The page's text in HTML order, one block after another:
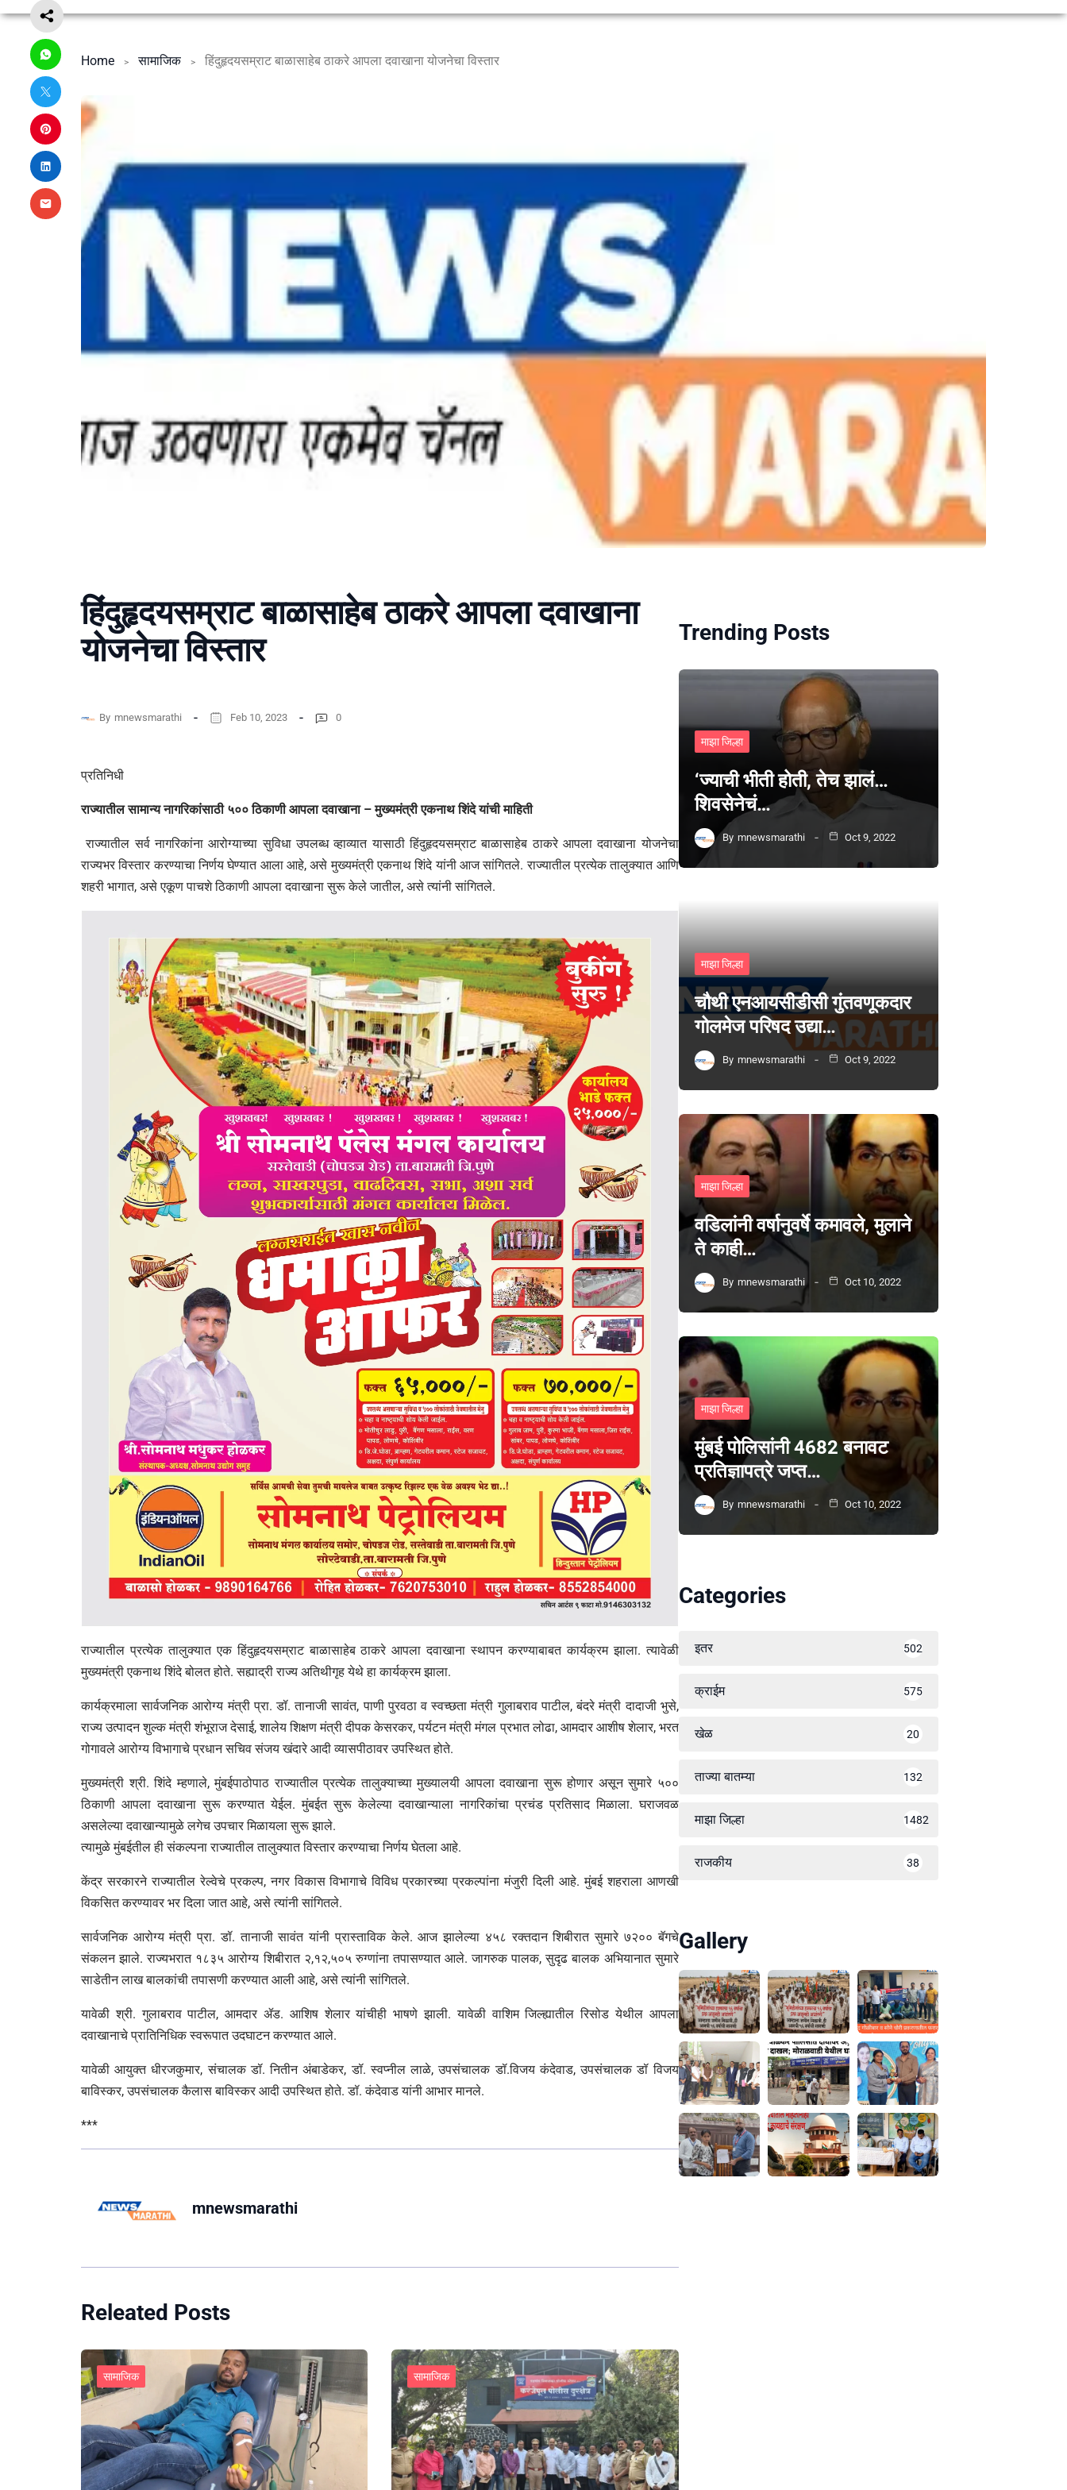
Home सामाजिक हिंदुहृदयसम्राट बाळासाहेब ठाकरे आपला दवाखाना योजनेचा विस्तार
हिंदुहृदयसम्राट बाळासाहेब ठाकरे आपला दवाखाना
योजनेचा विस्तार
By mnewsmarathi Feb 10, 2023 0
प्रतिनिधी
राज्यातील सामान्य नागरिकांसाठी ५०० ठिकाणी आपला दवाखाना – मुख्यमंत्री एकनाथ शिंदे यांची माहिती
राज्यातील सर्व नागरिकांना आरोग्याच्या सुविधा उपलब्ध व्हाव्यात यासाठी हिंदुहृदयसम्राट बाळासाहेब ठाकरे आपला दवाखाना योजनेचा
राज्यभर विस्तार करण्याचा निर्णय घेण्यात आला आहे, असे मुख्यमंत्री एकनाथ शिंदे यांनी आज सांगितले. राज्यातील प्रत्येक तालुक्यात आणि
शहरी भागात, असे एकूण पाचशे ठिकाणी आपला दवाखाना सुरू केले जातील, असे त्यांनी सांगितले.
राज्यातील प्रत्येक तालुक्यात एक हिंदुहृदयसम्राट बाळासाहेब ठाकरे आपला दवाखाना स्थापन करण्याबाबत कार्यक्रम झाला. त्यावेळी
मुख्यमंत्री एकनाथ शिंदे बोलत होते. सह्याद्री राज्य अतिथीगृह येथे हा कार्यक्रम झाला.
कार्यक्रमाला सार्वजनिक आरोग्य मंत्री प्रा. डॉ. तानाजी सावंत, पाणी पुरवठा व स्वच्छता मंत्री गुलाबराव पाटील, बंदरे मंत्री दादाजी भुसे,
राज्य उत्पादन शुल्क मंत्री शंभूराज देसाई, शालेय शिक्षण मंत्री दीपक केसरकर, पर्यटन मंत्री मंगल प्रभात लोढा, आमदार आशीष शेलार, भरत
गोगावले आरोग्य विभागाचे प्रधान सचिव संजय खंदारे आदी व्यासपीठावर उपस्थित होते.
मुख्यमंत्री श्री. शिंदे म्हणाले, मुंबईपाठोपाठ राज्यातील प्रत्येक तालुक्याच्या मुख्यालयी आपला दवाखाना सुरू होणार असून सुमारे ५००
ठिकाणी आपला दवाखाना सुरू करण्यात येईल. मुंबईत सुरू केलेल्या दवाखान्याला नागरिकांचा प्रचंड प्रतिसाद मिळाला. घराजवळ
असलेल्या दवाखान्यामुळे लगेच उपचार मिळायला सुरू झाले.
त्यामुळे मुंबईतील ही संकल्पना राज्यातील तालुक्यात विस्तार करण्याचा निर्णय घेतला आहे.
केंद्र सरकारने राज्यातील रेल्वेचे प्रकल्प, नगर विकास विभागाचे विविध प्रकारच्या प्रकल्पांना मंजुरी दिली आहे. मुंबई शहराला आणखी
विकसित करण्यावर भर दिला जात आहे, असे त्यांनी सांगितले.
सार्वजनिक आरोग्य मंत्री प्रा. डॉ. तानाजी सावंत यांनी प्रास्ताविक केले. आज झालेल्या ४५८ रक्तदान शिबीरात सुमारे ७२०० बॅगचे
संकलन झाले. राज्यभरात १८३५ आरोग्य शिबीरात २,१२,५०५ रुग्णांना तपासण्यात आले. जागरुक पालक, सुदृढ बालक अभियानात सुमारे
साडेतीन लाख बालकांची तपासणी करण्यात आली आहे, असे त्यांनी सांगितले.
यावेळी श्री. गुलाबराव पाटील, आमदार ॲड. आशिष शेलार यांचीही भाषणे झाली. यावेळी वाशिम जिल्ह्यातील रिसोड येथील आपला
दवाखानाचे प्रातिनिधिक स्वरूपात उदघाटन करण्यात आले.
यावेळी आयुक्त धीरजकुमार, संचालक डॉ. नितीन अंबाडेकर, डॉ. स्वप्नील लाळे, उपसंचालक डॉ.विजय कंदेवाड, उपसंचालक डॉ विजय
बाविस्कर, उपसंचालक कैलास बाविस्कर आदी उपस्थित होते. डॉ. कंदेवाड यांनी आभार मानले.
***
mnewsmarathi
Releated Posts
सामाजिक सामाजिक
Trending Posts
माझा जिल्हा
‘ज्याची भीती होती, तेच झालं…
शिवसेनेचं…
By mnewsmarathi Oct 9, 2022
माझा जिल्हा
चौथी एनआयसीडीसी गुंतवणूकदार
गोलमेज परिषद उद्या…
By mnewsmarathi Oct 9, 2022
माझा जिल्हा
वडिलांनी वर्षानुवर्षे कमावले, मुलाने
ते काही…
By mnewsmarathi Oct 10, 2022
माझा जिल्हा
मुंबई पोलिसांनी 4682 बनावट
प्रतिज्ञापत्रे जप्त…
By mnewsmarathi Oct 10, 2022
Categories
इतर 502
क्राईम 575
खेळ 20
ताज्या बातम्या 132
माझा जिल्हा 1482
राजकीय 38
Gallery